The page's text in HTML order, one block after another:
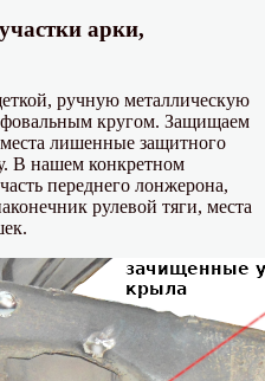
арки,
ручную металлическую
кругом. Защищаем
лишенные защитного
В нашем конкретном
переднего лонжерона,
рулевой тяги, места